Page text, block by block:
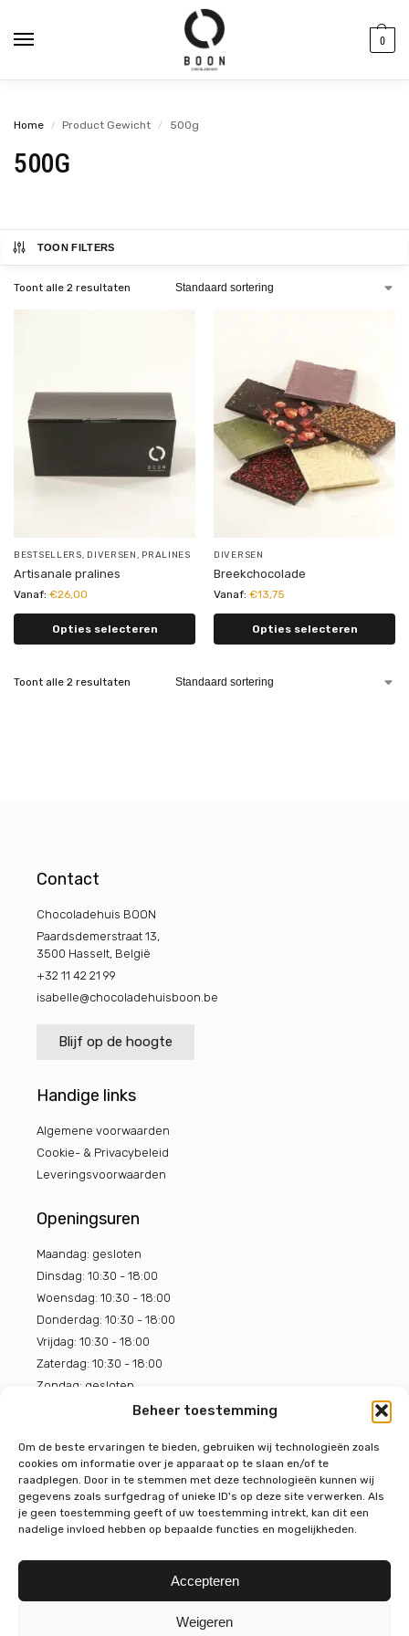
Beheer toestemming
Om de beste ervaringen te bieden, gebruiken wij technologieën zoals
cookies om informatie over je apparaat op te slaan en/of te
raadplegen. Door in te stemmen met deze technologieën kunnen wij
gegevens zoals surfgedrag of unieke ID's op deze site verwerken. Als
je geen toestemming geeft of uw toestemming intrekt, kan dit een
nadelige invloed hebben op bepaalde functies en mogelijkheden.
Accepteren
Weigeren
inhoud
0
Home / Product Gewicht / 500g
500G
TOON FILTERS
Toont alle 2 resultaten
BESTSELLERS, DIVERSEN, PRALINES
Artisanale pralines
Vanaf: €26,00
Opties selecteren
DIVERSEN
Breekchocolade
Vanaf: €13,75
Opties selecteren
Toont alle 2 resultaten
Contact
Chocoladehuis BOON
Paardsdemerstraat 13,
3500 Hasselt, België
+32 11 42 21 99
isabelle@chocoladehuisboon.be
Blijf op de hoogte
Handige links
Algemene voorwaarden
Cookie- & Privacybeleid
Leveringsvoorwaarden
Openingsuren
Maandag: gesloten
Dinsdag: 10:30 - 18:00
Woensdag: 10:30 - 18:00
Donderdag: 10:30 - 18:00
Vrijdag: 10:30 - 18:00
Zaterdag: 10:30 - 18:00
Zondag: gesloten
BOON Chocoladehuis
4.7
Gebaseerd op 319 beoordelingen
powered byGoogl e
beoordeel ons op